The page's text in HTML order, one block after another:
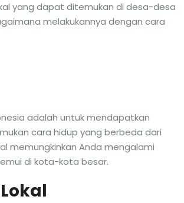
yang dapat ditemukan di desa-desa
melakukannya dengan cara
adalah untuk mendapatkan
cara hidup yang berbeda dari
memungkinkan Anda mengalami
di kota-kota besar.